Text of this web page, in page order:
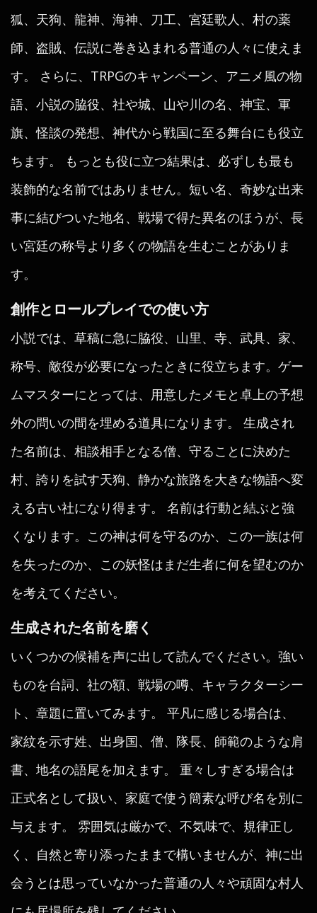
狐、天狗、龍神、海神、刀工、宮廷歌人、村の薬
師、盗賊、伝説に巻き込まれる普通の人々に使えま
す。 さらに、TRPGのキャンペーン、アニメ風の物
語、小説の脇役、社や城、山や川の名、神宝、軍
旗、怪談の発想、神代から戦国に至る舞台にも役立
ちます。 もっとも役に立つ結果は、必ずしも最も
装飾的な名前ではありません。短い名、奇妙な出来
事に結びついた地名、戦場で得た異名のほうが、長
い宮廷の称号より多くの物語を生むことがありま
す。
創作とロールプレイでの使い方
小説では、草稿に急に脇役、山里、寺、武具、家、
称号、敵役が必要になったときに役立ちます。ゲー
ムマスターにとっては、用意したメモと卓上の予想
外の問いの間を埋める道具になります。 生成され
た名前は、相談相手となる僧、守ることに決めた
村、誇りを試す天狗、静かな旅路を大きな物語へ変
える古い社になり得ます。 名前は行動と結ぶと強
くなります。この神は何を守るのか、この一族は何
を失ったのか、この妖怪はまだ生者に何を望むのか
を考えてください。
生成された名前を磨く
いくつかの候補を声に出して読んでください。強い
ものを台詞、社の額、戦場の噂、キャラクターシー
ト、章題に置いてみます。 平凡に感じる場合は、
家紋を示す姓、出身国、僧、隊長、師範のような肩
書、地名の語尾を加えます。 重々しすぎる場合は
正式名として扱い、家庭で使う簡素な呼び名を別に
与えます。 雰囲気は厳かで、不気味で、規律正し
く、自然と寄り添ったままで構いませんが、神に出
会うとは思っていなかった普通の人々や頑固な村人